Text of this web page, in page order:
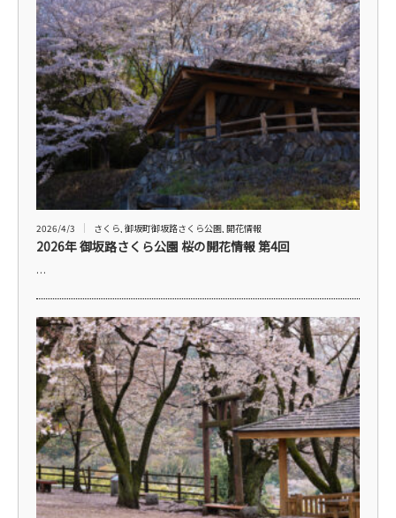
2026/4/3 さくら 御坂町御坂路さくら公園 開花情報
2026年 御坂路さくら公園 桜の開花情報 第4回
…